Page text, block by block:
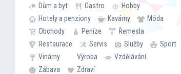
Dům a byt
Gastro
Hobby
Hotely a penziony
Kavárny
Móda
Obchody
Peníze
Řemesla
Restaurace
Servis Služby
Sport
Vinárny
Výroba
Vzdělávání
Zábava
Zdraví